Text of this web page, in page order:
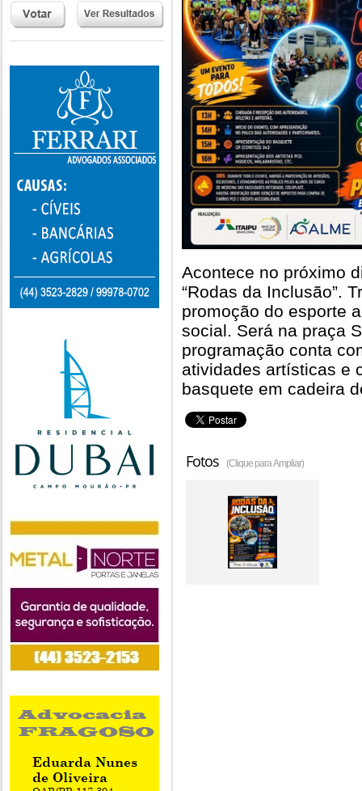
Acontece no próximo
“Rodas da Inclusão”.
promoção do esporte
social. Será na praça
programação conta
atividades artísticas e
basquete em cadeira
Fotos (Clique para Ampliar)